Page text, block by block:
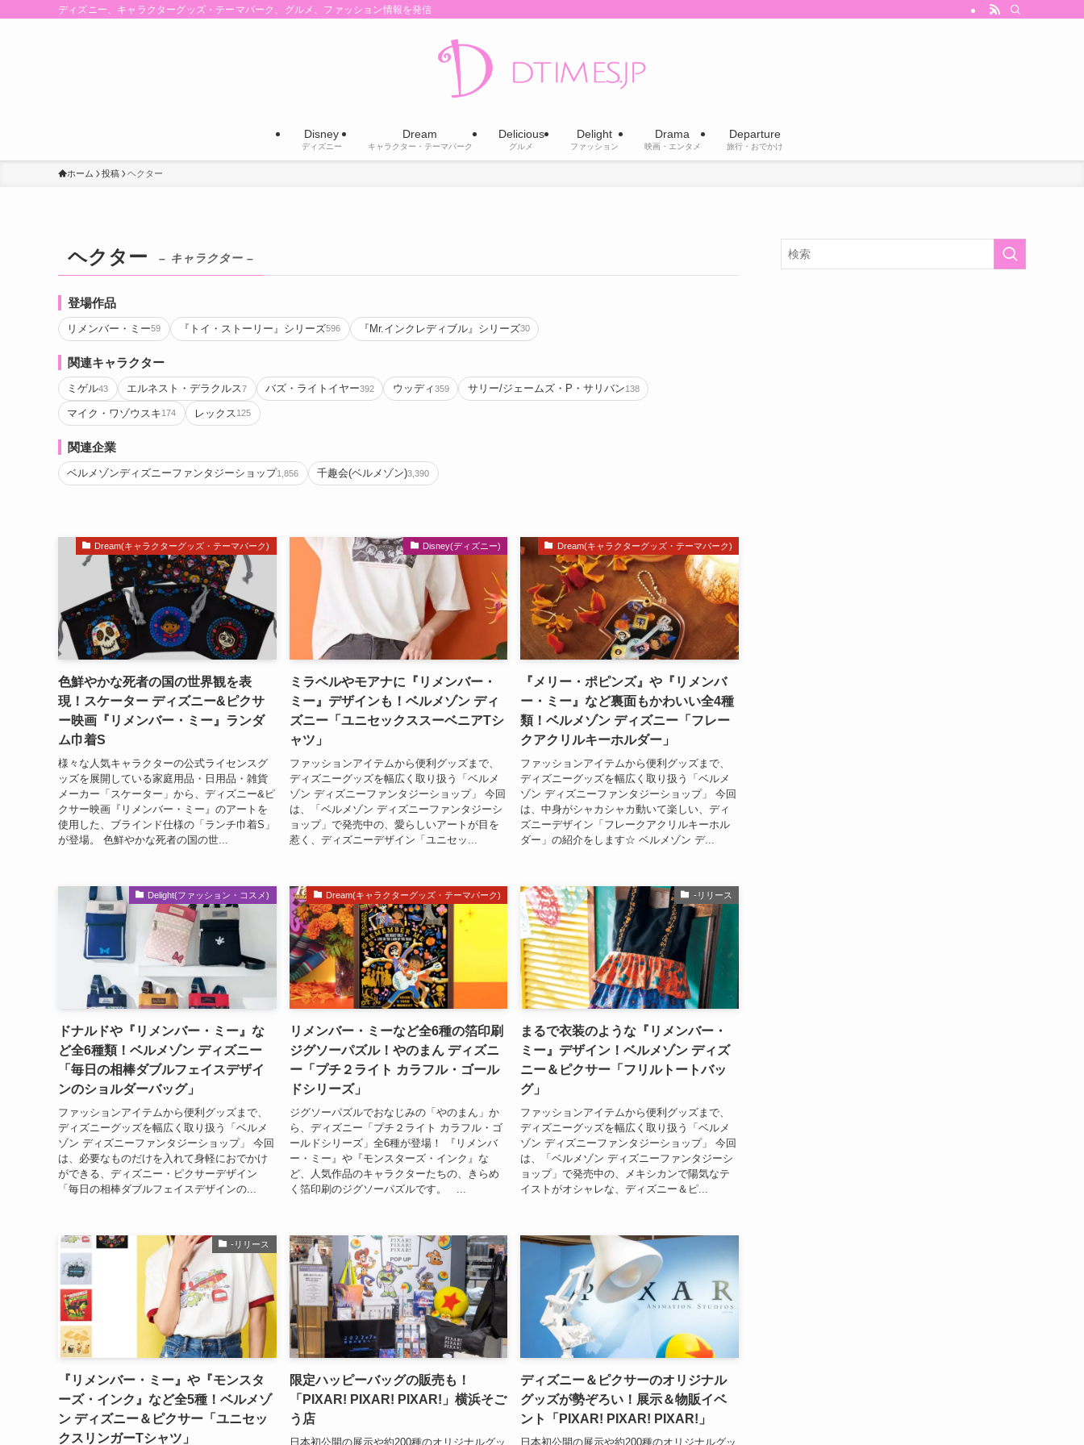
ディズニー、キャラクターグッズ・テーマパーク、グルメ、ファッション情報を発信
Disney
ディズニー
Dream
キャラクター・テーマパーク
Delicious
グルメ
Delight
ファッション
Drama
映画・エンタメ
Departure
旅行・おでかけ
ホーム 投稿 ヘクター
ヘクター – キャラクター –
登場作品
リメンバー・ミー59 『トイ・ストーリー』シリーズ596 『Mr.インクレディブル』シリーズ30
関連キャラクター
ミゲル43 エルネスト・デラクルス7 バズ・ライトイヤー392 ウッディ359 サリー/ジェームズ・P・サリバン138
マイク・ワゾウスキ174 レックス 125
関連企業
ベルメゾンディズニーファンタジーショップ1,856 千趣会(ベルメゾン)3,390
Dream(キャラクターグッズ・テーマパーク)
色鮮やかな死者の国の世界観を表
現！スケーター ディズニー&ピクサ
ー映画『リメンバー・ミー』ランダ
ム巾着S
様々な人気キャラクターの公式ライセンスグ
ッズを展開している家庭用品・日用品・雑貨
メーカー「スケーター」から、ディズニー&ピ
クサー映画『リメンバー・ミー』のアートを
使用した、ブラインド仕様の「ランチ巾着S」
が登場。 色鮮やかな死者の国の世...
Disney(ディズニー)
ミラベルやモアナに『リメンバー・
ミー』デザインも！ベルメゾン ディ
ズニー「ユニセックススーベニアTシ
ャツ」
ファッションアイテムから便利グッズまで、
ディズニーグッズを幅広く取り扱う「ベルメ
ゾン ディズニーファンタジーショップ」 今回
は、「ベルメゾン ディズニーファンタジーシ
ョップ」で発売中の、愛らしいアートが目を
惹く、ディズニーデザイン「ユニセッ...
Dream(キャラクターグッズ・テーマパーク)
『メリー・ポピンズ』や『リメンバ
ー・ミー』など裏面もかわいい全4種
類！ベルメゾン ディズニー「フレー
クアクリルキーホルダー」
ファッションアイテムから便利グッズまで、
ディズニーグッズを幅広く取り扱う「ベルメ
ゾン ディズニーファンタジーショップ」 今回
は、中身がシャカシャカ動いて楽しい、ディ
ズニーデザイン「フレークアクリルキーホル
ダー」の紹介をします☆ ベルメゾン デ...
Delight(ファッション・コスメ)
ドナルドや『リメンバー・ミー』な
ど全6種類！ベルメゾン ディズニー
「毎日の相棒ダブルフェイスデザイ
ンのショルダーバッグ」
ファッションアイテムから便利グッズまで、
ディズニーグッズを幅広く取り扱う「ベルメ
ゾン ディズニーファンタジーショップ」 今回
は、必要なものだけを入れて身軽におでかけ
ができる、ディズニー・ピクサーデザイン
「毎日の相棒ダブルフェイスデザインの...
Dream(キャラクターグッズ・テーマパーク)
リメンバー・ミーなど全6種の箔印刷
ジグソーパズル！やのまん ディズニ
ー「プチ２ライト カラフル・ゴール
ドシリーズ」
ジグソーパズルでおなじみの「やのまん」か
ら、ディズニー「プチ２ライト カラフル・ゴ
ールドシリーズ」全6種が登場！ 『リメンバ
ー・ミー』や『モンスターズ・インク』な
ど、人気作品のキャラクターたちの、きらめ
く箔印刷のジグソーパズルです。 ...
-リリース
まるで衣装のような『リメンバー・
ミー』デザイン！ベルメゾン ディズ
ニー＆ピクサー「フリルトートバッ
グ」
ファッションアイテムから便利グッズまで、
ディズニーグッズを幅広く取り扱う「ベルメ
ゾン ディズニーファンタジーショップ」 今回
は、「ベルメゾン ディズニーファンタジーシ
ョップ」で発売中の、メキシカンで陽気なテ
イストがオシャレな、ディズニー＆ピ...
-リリース
『リメンバー・ミー』や『モンスタ
ーズ・インク』など全5種！ベルメゾ
ン ディズニー＆ピクサー「ユニセッ
クスリンガーTシャツ」
限定ハッピーバッグの販売も！
「PIXAR! PIXAR! PIXAR!」横浜そご
う店
日本初公開の展示や約200種のオリジナルグッ
ディズニー＆ピクサーのオリジナル
グッズが勢ぞろい！展示＆物販イベ
ント「PIXAR! PIXAR! PIXAR!」
日本初公開の展示や約200種のオリジナルグッ